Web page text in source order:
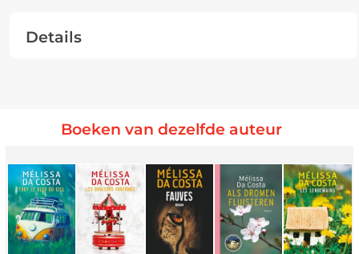
Details
Boeken van dezelfde auteur